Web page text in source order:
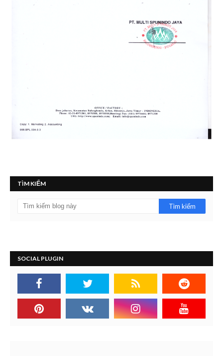
TÌM KIẾM
SOCIAL PLUGIN